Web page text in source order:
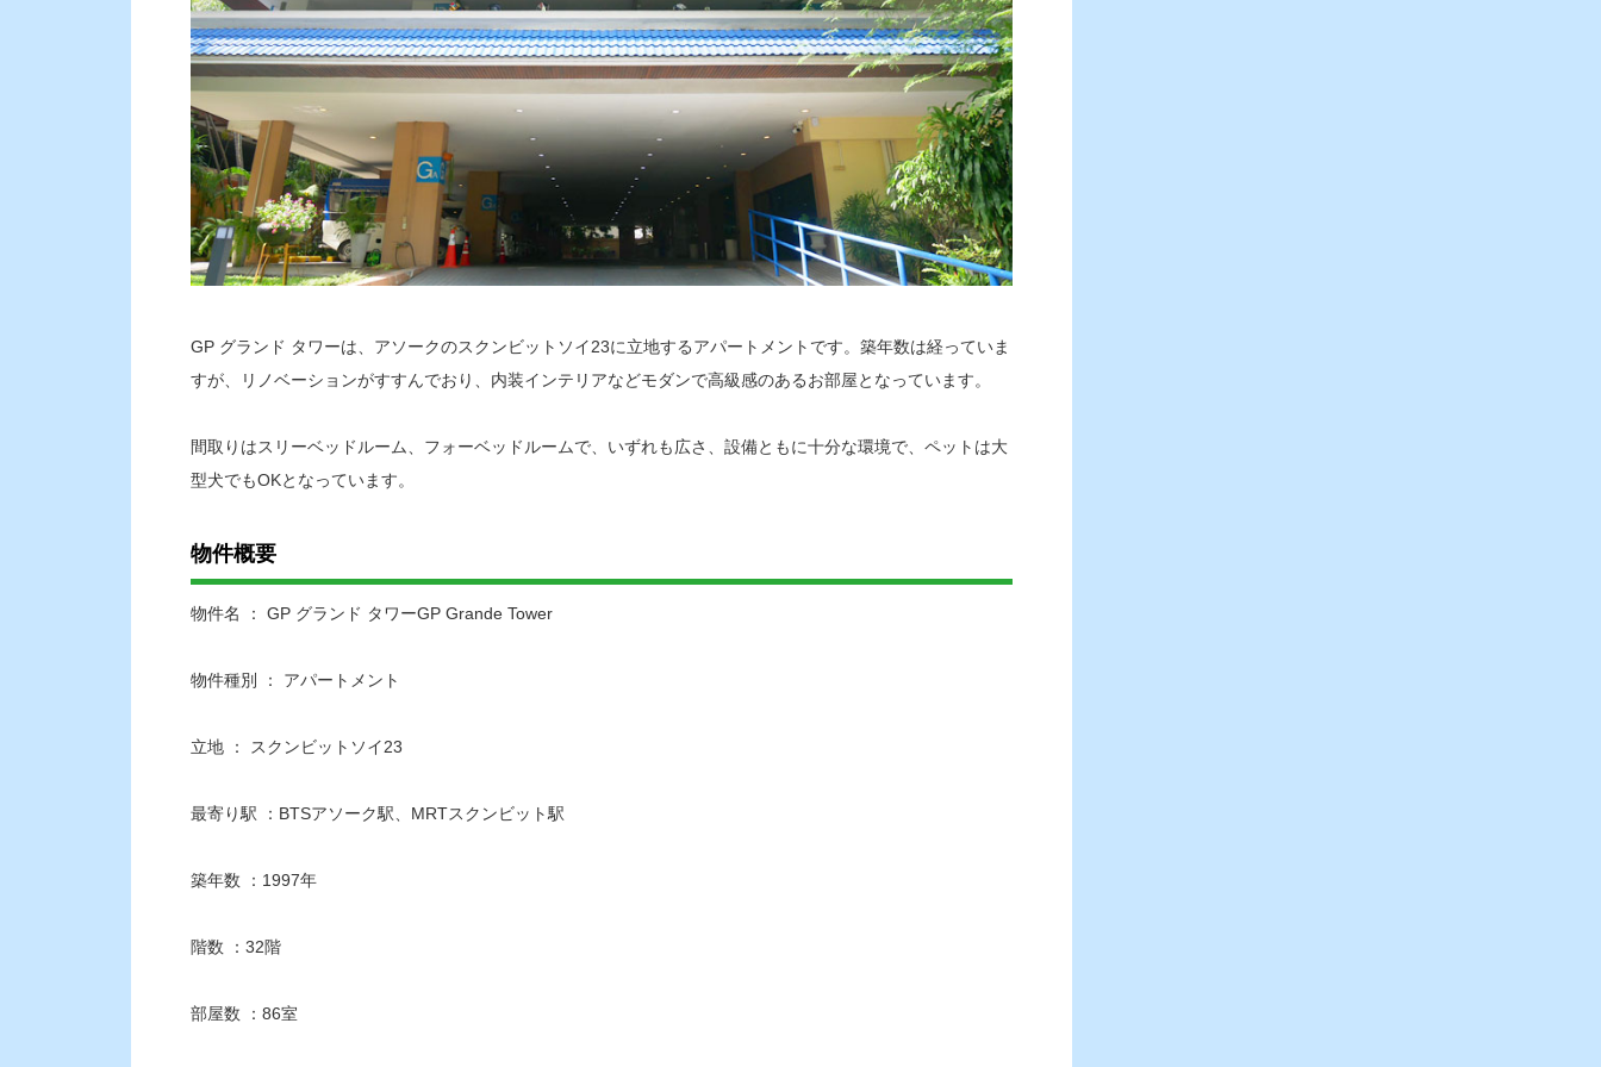
GP グランド タワーは、アソークのスクンビットソイ23に立地するアパートメントです。築年数は経っていま
すが、リノベーションがすすんでおり、内装インテリアなどモダンで高級感のあるお部屋となっています。
間取りはスリーベッドルーム、フォーベッドルームで、いずれも広さ、設備ともに十分な環境で、ペットは大
型犬でもOKとなっています。
物件概要
物件名 ： GP グランド タワーGP Grande Tower
物件種別 ： アパートメント
立地 ： スクンビットソイ23
最寄り駅 ：BTSアソーク駅、MRTスクンビット駅
築年数 ：1997年
階数 ：32階
部屋数 ：86室